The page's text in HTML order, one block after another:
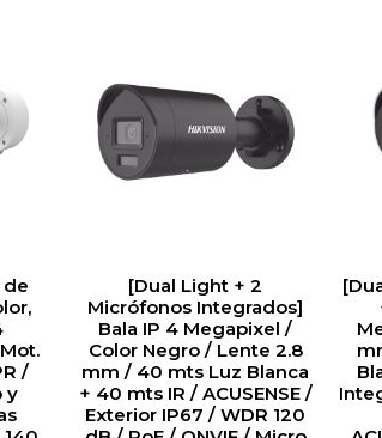
de
/
y
[Dual Light + 2
Micrófonos Integrados]
Bala IP 4 Megapixel /
Color Negro / Lente 2.8
mm / 40 mts Luz Blanca
+ 40 mts IR / ACUSENSE /
Exterior IP67 / WDR 120